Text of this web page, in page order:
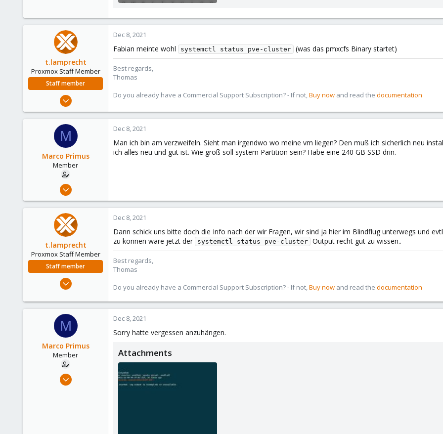
t.lamprecht
Proxmox Staff Member
Staff member
Jul 28, 2015
5,474
South Tyrol/Italy
shop.proxmox.com
Dec 8, 2021
Fabian meinte wohl systemctl status pve-cluster (was das pmxcfs Binary startet)
Best regards,
Thomas
Do you already have a Commercial Support Subscription? - If not,Buy now and read the documentation
M
Marco Primus
Member
Dec 17, 2018
0
Dec 8, 2021
Man ich bin am verzweifeln. Sieht man irgendwo wo meine vm liegen? Den muß ich sicherlich neu
ich alles neu und gut ist. Wie groß soll system Partition sein? Habe eine 240 GB SSD drin.
t.lamprecht
Proxmox Staff Member
Staff member
Jul 28, 2015
5,474
South Tyrol/Italy
shop.proxmox.com
Dec 8, 2021
Dann schick uns bitte doch die Info nach der wir Fragen, wir sind ja hier im Blindflug unterwegs und
zu können wäre jetzt der
systemctl status pve-cluster Output recht gut zu wissen..
Best regards,
Thomas
Do you already have a Commercial Support Subscription? - If not,Buy now and read the documentation
M
Marco Primus
Member
Dec 17, 2018
Dec 8, 2021
Sorry hatte vergessen anzuhängen.
Attachments